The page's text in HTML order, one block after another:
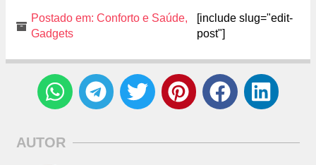
Postado em: Conforto e Saúde,
Gadgets
[include slug="edit-
post"]
AUTOR